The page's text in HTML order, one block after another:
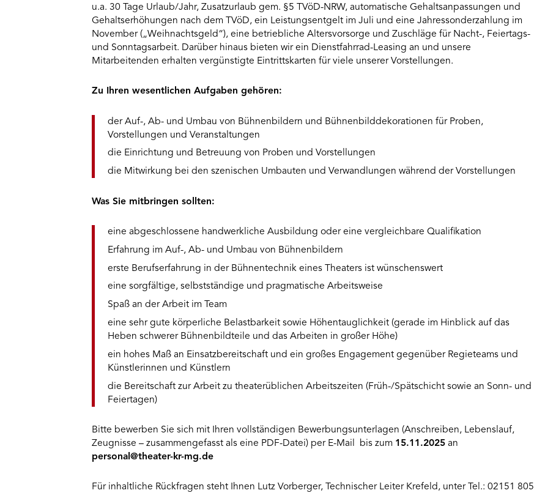
u.a. 30 Tage Urlaub/Jahr, Zusatzurlaub gem. §5 TVöD-NRW, automatische Gehaltsanpassungen und
Gehaltserhöhungen nach dem TVöD, ein Leistungsentgelt im Juli und eine Jahressonderzahlung im
November („Weihnachtsgeld“), eine betriebliche Altersvorsorge und Zuschläge für Nacht-, Feiertags-
und Sonntagsarbeit. Darüber hinaus bieten wir ein Dienstfahrrad-Leasing an und unsere
Mitarbeitenden erhalten vergünstigte Eintrittskarten für viele unserer Vorstellungen.
Zu Ihren wesentlichen Aufgaben gehören:
der Auf-, Ab- und Umbau von Bühnenbildern und Bühnenbilddekorationen für Proben,
Vorstellungen und Veranstaltungen
die Einrichtung und Betreuung von Proben und Vorstellungen
die Mitwirkung bei den szenischen Umbauten und Verwandlungen während der Vorstellungen
Was Sie mitbringen sollten:
eine abgeschlossene handwerkliche Ausbildung oder eine vergleichbare Qualifikation
Erfahrung im Auf-, Ab- und Umbau von Bühnenbildern
erste Berufserfahrung in der Bühnentechnik eines Theaters ist wünschenswert
eine sorgfältige, selbstständige und pragmatische Arbeitsweise
Spaß an der Arbeit im Team
eine sehr gute körperliche Belastbarkeit sowie Höhentauglichkeit (gerade im Hinblick auf das
Heben schwerer Bühnenbildteile und das Arbeiten in großer Höhe)
ein hohes Maß an Einsatzbereitschaft und ein großes Engagement gegenüber Regieteams und
Künstlerinnen und Künstlern
die Bereitschaft zur Arbeit zu theaterüblichen Arbeitszeiten (Früh-/Spätschicht sowie an Sonn- und
Feiertagen)
Bitte bewerben Sie sich mit Ihren vollständigen Bewerbungsunterlagen (Anschreiben, Lebenslauf,
Zeugnisse – zusammengefasst als eine PDF-Datei) per E-Mail bis zum 15.11.2025 an
personal@theater-kr-mg.de
Für inhaltliche Rückfragen steht Ihnen Lutz Vorberger, Technischer Leiter Krefeld, unter Tel.: 02151 805